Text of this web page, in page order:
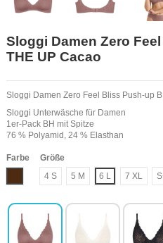
Sloggi Damen Zero
THE UP Cacao
Sloggi Damen Zero Feel Bliss Push-up
Sloggi Unterwäsche für Damen
1er-Pack BH mit Spitze
76 % Polyamid, 24 % Elasthan
Farbe
Größe
4 S
5 M 6 L 7 XL